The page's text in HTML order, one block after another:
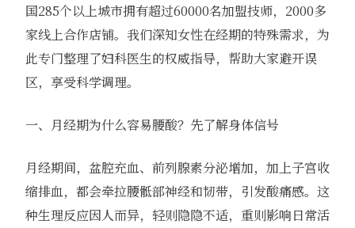
国285个以上城市拥有超过60000名加盟技师，2000多
家线上合作店铺。我们深知女性在经期的特殊需求，为
此专门整理了妇科医生的权威指导，帮助大家避开误
区，享受科学调理。
一、月经期为什么容易腰酸？先了解身体信号
月经期间，盆腔充血、前列腺素分泌增加，加上子宫收
缩排血，都会牵拉腰骶部神经和韧带，引发酸痛感。这
种生理反应因人而异，轻则隐隐不适，重则影响日常活